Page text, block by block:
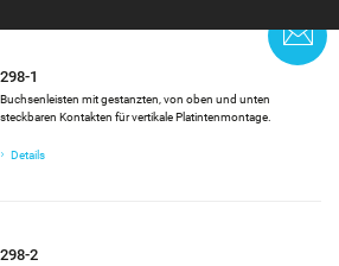
bis)
298-1
Buchsenleisten mit gestanzten, von oben und unten
steckbaren Kontakten für vertikale Platintenmontage.
Details
298-2